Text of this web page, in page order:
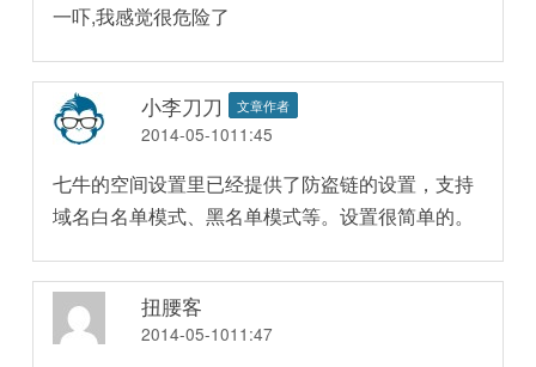
一吓,我感觉很危险了
小李刀刀 文章作者
2014-05-1011:45
七牛的空间设置里已经提供了防盗链的设置，支持
域名白名单模式、黑名单模式等。设置很简单的。
扭腰客
2014-05-1011:47